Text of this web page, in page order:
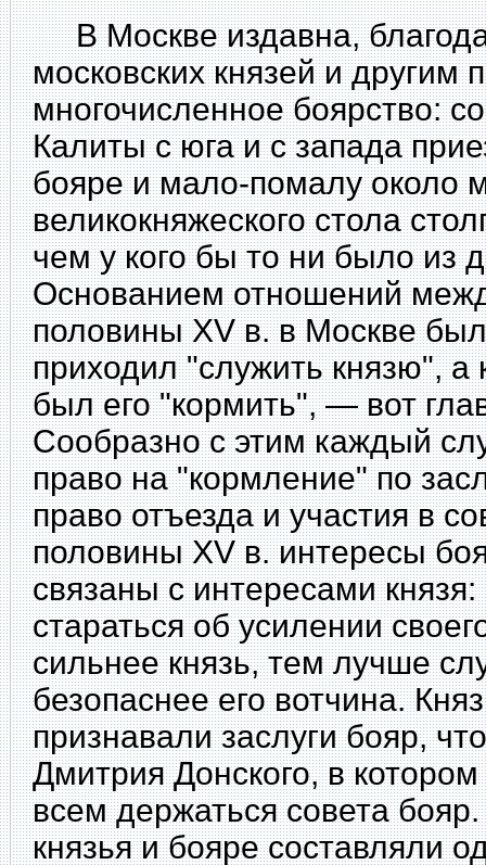
В Москве издавна,
московских князей и другим
многочисленное боярство:
Калиты с юга и с запада
бояре и мало-помалу около
великокняжеского стола
чем у кого бы то ни было из
Основанием отношений
половины XV в. в Москве
приходил "служить князю", а
был его "кормить", — вот
Сообразно с этим каждый
право на "кормление" по
право отъезда и участия в
половины XV в. интересы
связаны с интересами
стараться об усилении
сильнее князь, тем лучше
безопаснее его вотчина.
признавали заслуги бояр,
Дмитрия Донского, в
всем держаться совета
князья и бояре составляли